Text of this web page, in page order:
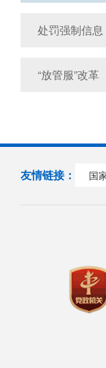
处罚强制信息
“放管服”改革
友情链接： 国